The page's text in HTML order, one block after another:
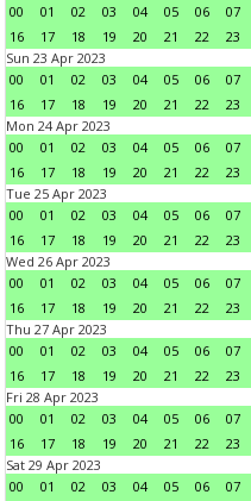
00
01 02 03 04 05 06 07
16
17 18 19 20 21 22
23
Sun 23 Apr 2023
00
01 02 03 04 05 06 07
16
17 18 19 20 21 22
23
Mon 24 Apr 2023
00
01 02 03 04 05 06 07
16
17 18 19 20 21 22
23
Tue 25 Apr 2023
00
01 02 03 04 05 06 07
16
17 18 19 20 21 22
23
Wed 26 Apr 2023
00
01 02 03 04 05 06 07
16
17 18 19 20 21 22
23
Thu 27 Apr 2023
00
01 02 03 04 05 06 07
16
17 18 19 20 21 22
23
Fri 28 Apr 2023
00
01 02 03 04 05 06 07
16
17 18 19 20 21 22
23
Sat 29 Apr 2023
00
01 02 03 04 05 06 07